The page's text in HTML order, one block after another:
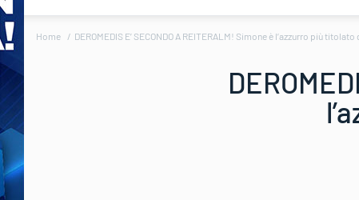
Home DEROMEDIS E’ SECONDO A REITERALM! Simone è l’azzurro più